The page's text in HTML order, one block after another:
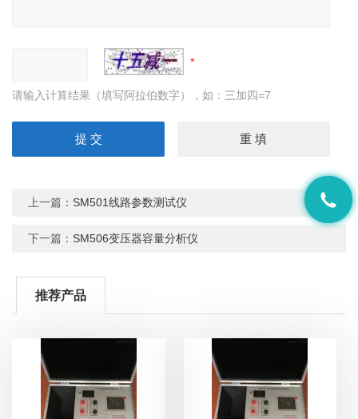
请输入计算结果（填写阿拉伯数字），如：三加四=7
上一篇： SM501线路参数测试仪
下一篇： SM506变压器容量分析仪
推荐产品